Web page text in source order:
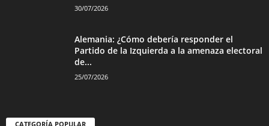
30/07/2026
Alemania: ¿Cómo debería responder el
Partido de la Izquierda a la amenaza electoral
de...
25/07/2026
CATEGORÍA POPULAR